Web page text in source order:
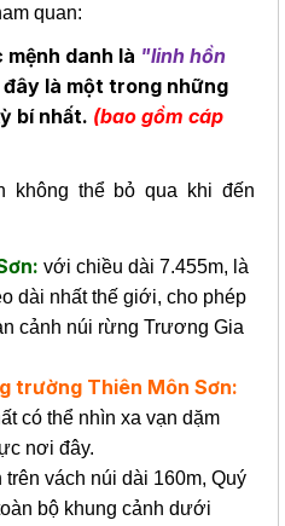
quan:
mệnh danh là "linh hồn
đây là một trong những
bí nhất. (bao gồm cáp
không thể bỏ qua khi đến
với chiều dài 7.455m, là
dài nhất thế giới, cho phép
cảnh núi rừng Trương Gia
trường Thiên Môn Sơn:
có thể nhìn xa vạn dặm
nơi đây.
trên vách núi dài 160m, Quý
bộ khung cảnh dưới